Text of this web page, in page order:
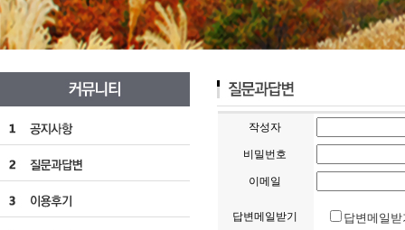
작성자
비밀번호
이메일
답변메일받기 답변메일받